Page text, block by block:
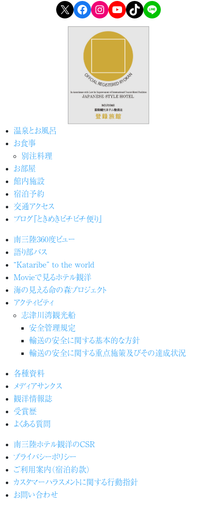
X Facebook Instagram YouTube TikTok LINE
温泉とお風呂
お食事
別注料理
お部屋
館内施設
宿泊予約
交通アクセス
ブログ『ときめきピチピチ便り』
南三陸360度ビュー
語り部バス
“Kataribe” to the world
Movieで見るホテル観洋
海の見える命の森プロジェクト
アクティビティ
志津川湾観光船
安全管理規定
輸送の安全に関する基本的な方針
輸送の安全に関する重点施策及びその達成状況
各種資料
メディアサンクス
観洋情報誌
受賞歴
よくある質問
南三陸ホテル観洋のCSR
プライバシーポリシー
ご利用案内（宿泊約款）
カスタマーハラスメントに関する行動指針
お問い合わせ